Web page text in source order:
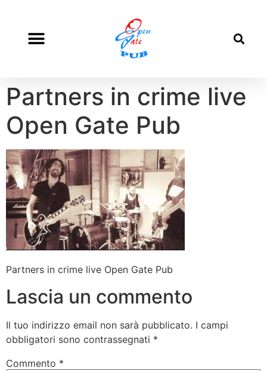
Partners in crime live
Open Gate Pub
Partners in crime live Open Gate Pub
Lascia un commento
Il tuo indirizzo email non sarà pubblicato. I campi
obbligatori sono contrassegnati *
Commento *